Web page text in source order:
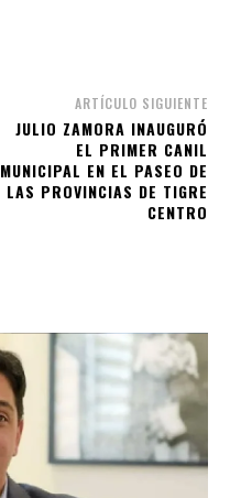
ARTÍCULO SIGUIENTE
JULIO ZAMORA INAUGURÓ
EL PRIMER CANIL
MUNICIPAL EN EL PASEO DE
LAS PROVINCIAS DE TIGRE
CENTRO